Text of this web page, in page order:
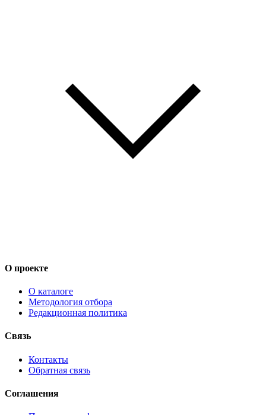
О проекте
О каталоге
Методология отбора
Редакционная политика
Связь
Контакты
Обратная связь
Соглашения